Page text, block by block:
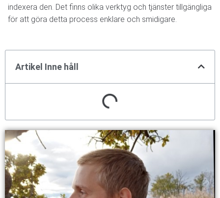
indexera den. Det finns olika verktyg och tjänster tillgängliga
för att göra detta process enklare och smidigare.
Artikel Inne håll